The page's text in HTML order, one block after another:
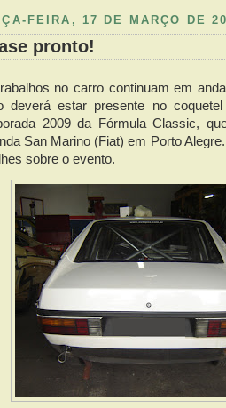
FEIRA, 17 DE MARÇO DE
pronto!
no carro continuam em
deverá estar presente no
2009 da Fórmula Classic,
San Marino (Fiat) em Porto
sobre o evento.